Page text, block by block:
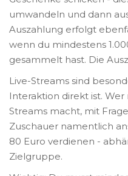
umwandeln und dann
Auszahlung erfolgt
wenn du mindestens
gesammelt hast. Die
Live-Streams sind
Interaktion direkt ist.
Streams macht, mit
Zuschauer namentlich
80 Euro verdienen -
Zielgruppe.